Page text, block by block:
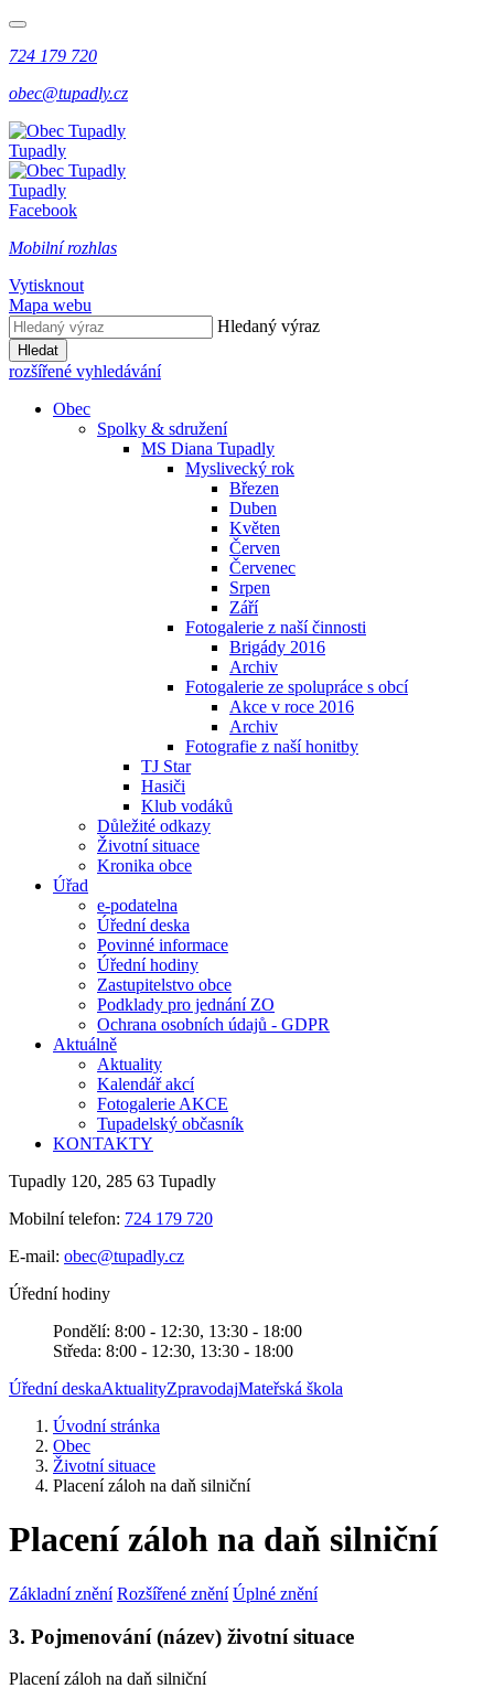
724 179 720
obec@tupadly.cz
Tupadly
Tupadly
Facebook
Mobilní rozhlas
Vytisknout
Mapa webu
Hledaný výraz
Hledat
rozšířené vyhledávání
Obec
Spolky & sdružení
MS Diana Tupadly
Myslivecký rok
Březen
Duben
Květen
Červen
Červenec
Srpen
Září
Fotogalerie z naší činnosti
Brigády 2016
Archiv
Fotogalerie ze spolupráce s obcí
Akce v roce 2016
Archiv
Fotografie z naší honitby
TJ Star
Hasiči
Klub vodáků
Důležité odkazy
Životní situace
Kronika obce
Úřad
e-podatelna
Úřední deska
Povinné informace
Úřední hodiny
Zastupitelstvo obce
Podklady pro jednání ZO
Ochrana osobních údajů - GDPR
Aktuálně
Aktuality
Kalendář akcí
Fotogalerie AKCE
Tupadelský občasník
KONTAKTY
Tupadly 120, 285 63 Tupadly
Mobilní telefon: 724 179 720
E-mail: obec@tupadly.cz
Úřední hodiny
Pondělí: 8:00 - 12:30, 13:30 - 18:00
Středa: 8:00 - 12:30, 13:30 - 18:00
Úřední deskaAktualityZpravodajMateřská škola
Úvodní stránka
Obec
Životní situace
Placení záloh na daň silniční
Placení záloh na daň silniční
Základní znění Rozšířené znění Úplné znění
3. Pojmenování (název) životní situace
Placení záloh na daň silniční